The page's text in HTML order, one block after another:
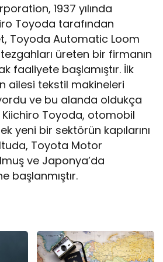
1937 yılında
Toyoda tarafından
Toyoda Automatic Loom
üreten bir firmanın
faaliyete başlamıştır. İlk
ailesi tekstil makineleri
ve bu alanda oldukça
Kiichiro Toyoda, otomobil
yeni bir sektörün kapılarını
Toyota Motor
ve Japonya’da
başlanmıştır.